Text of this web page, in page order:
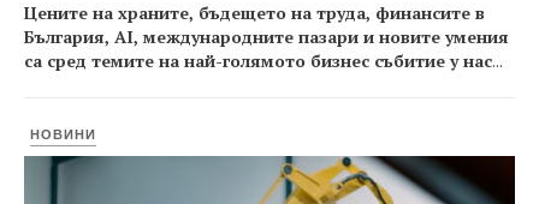
Цените на храните, бъдещето на труда, финансите в
България, AI, международните пазари и новите умения
са сред темите на най-голямото бизнес събитие у нас...
НОВИНИ